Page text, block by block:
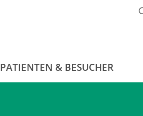
PATIENTEN & BESUCHER